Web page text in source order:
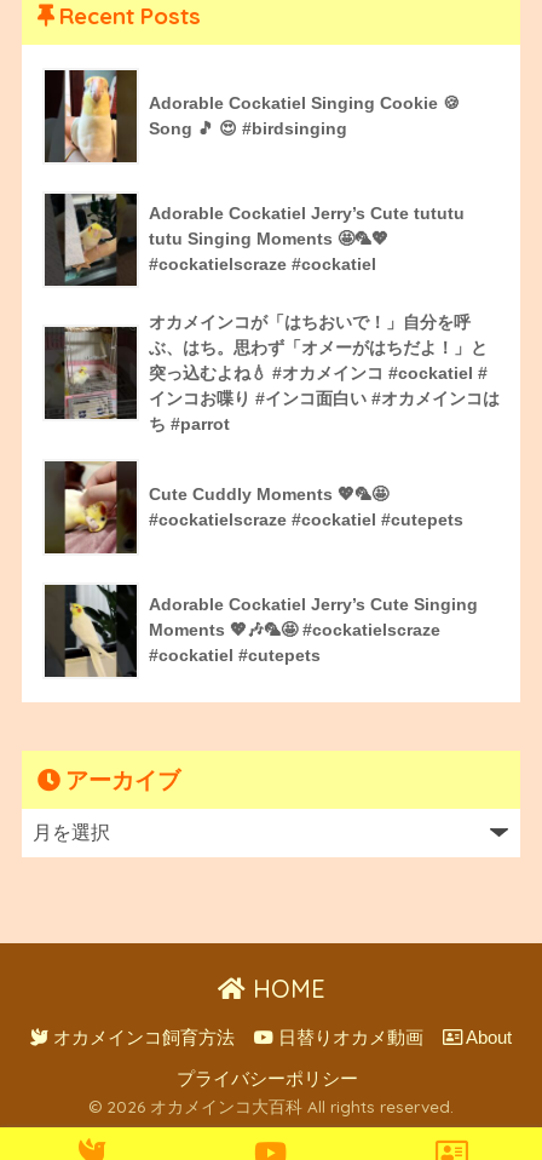
Recent Posts
Adorable Cockatiel Singing Cookie 🍪
Song 🎵 😍 #birdsinging
Adorable Cockatiel Jerry’s Cute tututu
tutu Singing Moments 🤩🦜💖
#cockatielscraze #cockatiel
オカメインコが「はちおいで！」自分を呼
ぶ、はち。思わず「オメーがはちだよ！」と
突っ込むよね💧 #オカメインコ #cockatiel #
インコお喋り #インコ面白い #オカメインコは
ち #parrot
Cute Cuddly Moments 💖🦜🤩
#cockatielscraze #cockatiel #cutepets
Adorable Cockatiel Jerry’s Cute Singing
Moments 💖🎶🦜🤩 #cockatielscraze
#cockatiel #cutepets
アーカイブ
HOME
オカメインコ飼育方法 日替りオカメ動画 About
プライバシーポリシー
© 2026 オカメインコ大百科 All rights reserved.